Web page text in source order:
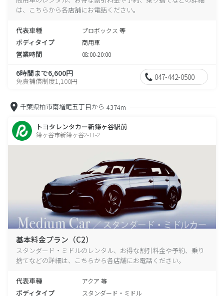
は、こちらから各店舗にお電話ください。
代表車種 プロボックス 等
ボディタイプ 商用車
営業時間 08:00-20:00
6時間まで6,600円
免責補償制度1,100円 047-442-0500
千葉県柏市南増尾五丁目から 4374m
トヨタレンタカー新鎌ヶ谷駅前
鎌ヶ谷市新鎌ヶ谷2-11-2
基本料金プラン（C2）
スタンダード・ミドルのレンタル、お得な割引料金や予約、乗り
捨てなどの詳細は、こちらから各店舗にお電話ください。
代表車種 アクア 等
ボディタイプ スタンダード・ミドル